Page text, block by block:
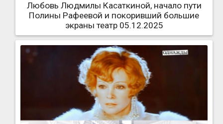
Любовь Людмилы Касаткиной, начало пути
Полины Рафеевой и покоривший большие
экраны театр 05.12.2025